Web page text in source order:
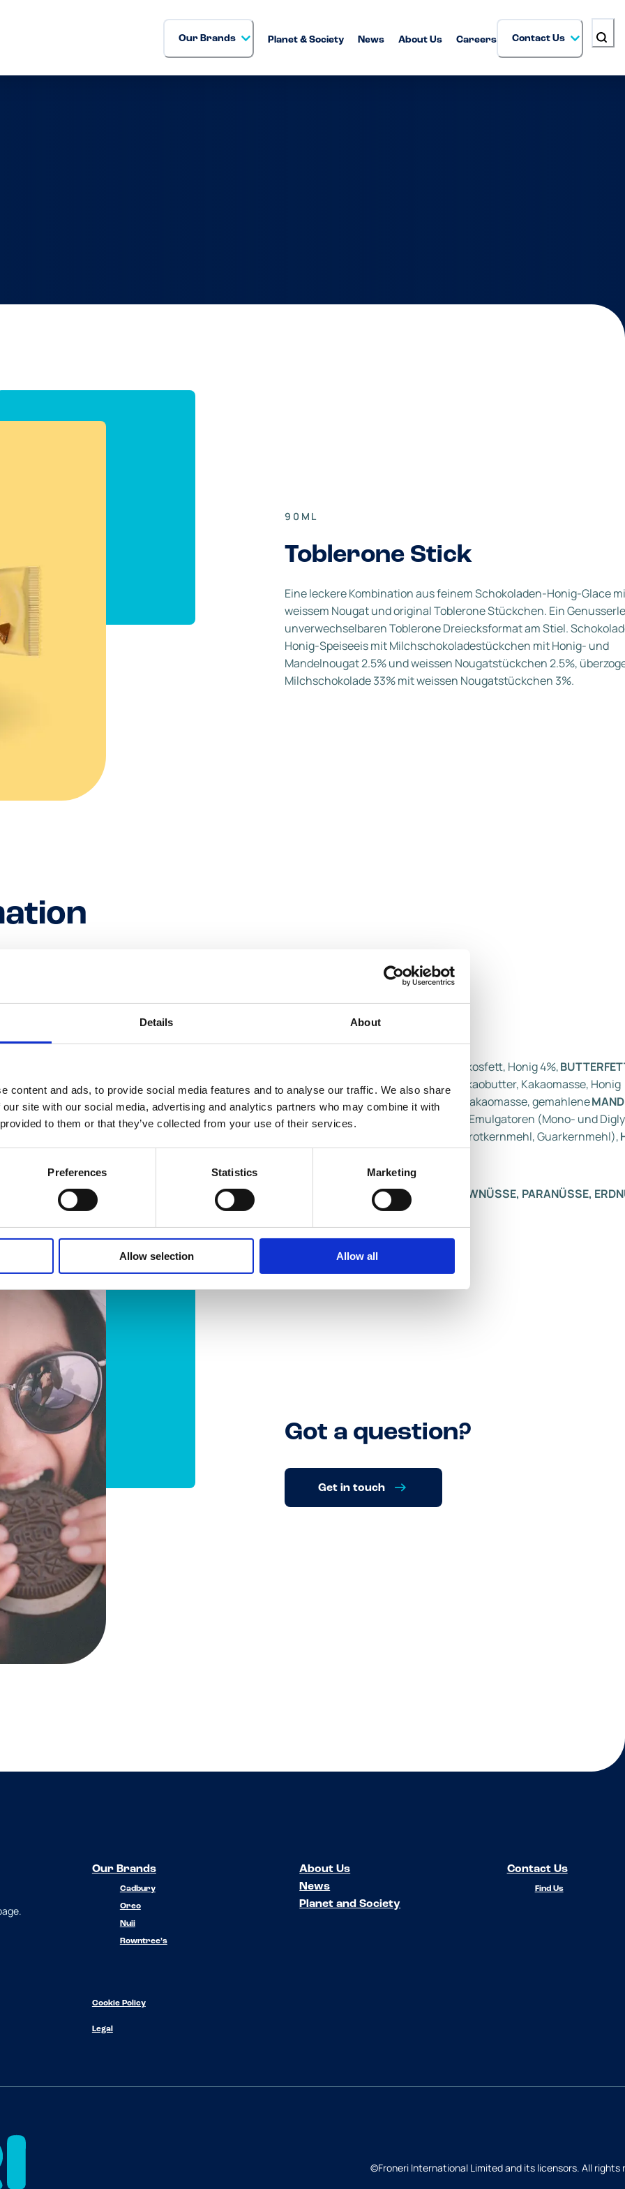
Details About
content and ads, to provide social media features and to analyse our traffic. We also share
site with our social media, advertising and analytics partners who may combine it with
to them or that they’ve collected from your use of their services.
Preferences Statistics Marketing
Allow selection Allow all
Our Brands Planet & Society News About Us Careers Contact Us
90ML
Toblerone Stick
Eine leckere Kombination aus feinem Schokoladen-Honig-Glace
weissem Nougat und original Toblerone Stückchen. Ein
unverwechselbaren Toblerone Dreiecksformat am Stiel.
Honig-Speiseeis mit Milchschokoladestückchen mit Honig- und
Mandelnougat 2.5% und weissen Nougatstückchen 2.5%,
Milchschokolade 33% mit weissen Nougatstückchen 3%.
, Glukosesirup, Kokosfett, Honig 4%,
Milchschokoladestückchen mit Honig- und Mandelnougat (Zucker,
VOLLMILCHPULVER
, Kakaobutter, Kakaomasse, Honig
0.07%,BUTTERREINFETT, MANDELN0.03%, Emulgator (SOJALECITHIN), EIKLAR, Aroma), Kakaomasse, gemahlene
fettarmer Kakao 1.5%,MAGERMILCHPULVER,gehackteMANDELN 1.5%, LAKTOSE (MILCH)
, Emulgatoren (Mono- und
Polyglycerin-Polyricinoleat), Stabilisatoren (Johannisbrotkernmehl, Guarkernmehl),
HASELNÜSSE, WALNÜSSE, PISTAZIEN, MACADAMIANÜSSE, PEKANNÜSSE, CASHEWNÜSSE, PARANÜSSE,
WEIZEN, HAFER, GERSTE
Got a question?
Get in touch
Our Brands
Cadbury
Oreo
Nuii
Rowntree’s
About Us
News
Planet and Society
Contact Us
Find Us
Cookie Policy
Legal
©Froneri International Limited and its licensors. All rights